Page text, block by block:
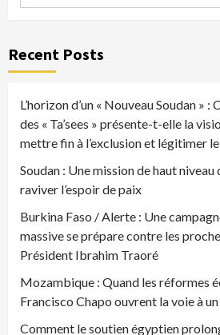
Recent Posts
L’horizon d’un « Nouveau Soudan » :
des « Ta’sees » présente-t-elle la
mettre fin à l’exclusion et légitimer
Soudan : Une mission de haut niveau
raviver l’espoir de paix
Burkina Faso / Alerte : Une
massive se prépare contre les
Président Ibrahim Traoré
Mozambique : Quand les réformes
Francisco Chapo ouvrent la voie à
Comment le soutien égyptien